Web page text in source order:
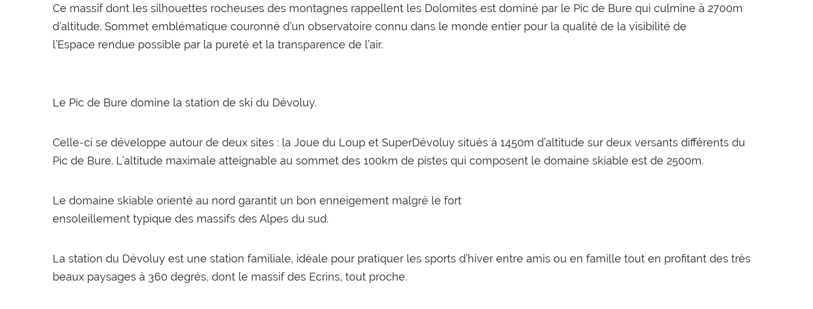
Ce massif dont les silhouettes rocheuses des montagnes rappellent les Dolomites est dominé par le Pic de Bure qui culmine à 2700m
d’altitude. Sommet emblématique couronné d’un observatoire connu dans le monde entier pour la qualité de la visibilité de
l’Espace rendue possible par la pureté et la transparence de l’air.
Le Pic de Bure domine la station de ski du Dévoluy.
Celle-ci se développe autour de deux sites : la Joue du Loup et SuperDévoluy situés à 1450m d’altitude sur deux versants différents du
Pic de Bure. L’altitude maximale atteignable au sommet des 100km de pistes qui composent le domaine skiable est de 2500m.
Le domaine skiable orienté au nord garantit un bon enneigement malgré le fort
ensoleillement typique des massifs des Alpes du sud.
La station du Dévoluy est une station familiale, idéale pour pratiquer les sports d’hiver entre amis ou en famille tout en profitant des très
beaux paysages à 360 degrés, dont le massif des Ecrins, tout proche.